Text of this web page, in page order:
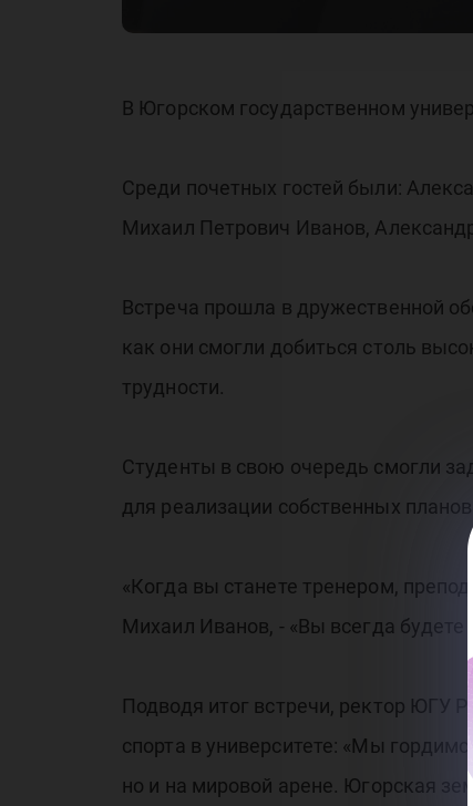
В Югорском государственном
Среди почетных гостей были:
Михаил Петрович Иванов,
Встреча прошла в дружественной
как они смогли добиться столь
трудности.
Студенты в свою очередь смогли
для реализации собственных планов.
«Когда вы станете тренером,
Михаил Иванов, - «Вы всегда будете
Подводя итог встречи, ректор ЮГУ
спорта в университете: «Мы
но и на мировой арене. Югорская